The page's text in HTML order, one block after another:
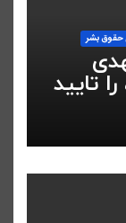
حقوق بشر
تایید